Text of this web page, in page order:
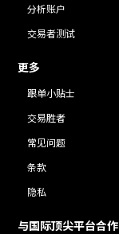
分析账户
交易者测试
更多
跟单小贴士
交易胜者
常见问题
条款
隐私
与国际顶尖平台合作